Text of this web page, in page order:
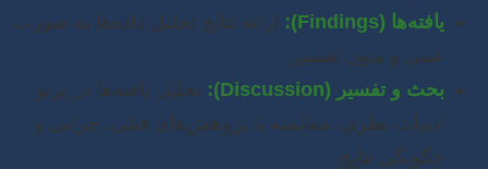
یافته‌ها (Findings):
ارائه نتایج تحلیل داده‌ها به صورت
عینی و بدون تفسیر.
بحث و تفسیر (Discussion):
تحلیل یافته‌ها در پرتو
ادبیات نظری، مقایسه با پژوهش‌های قبلی، چرایی و
چگونگی نتایج.